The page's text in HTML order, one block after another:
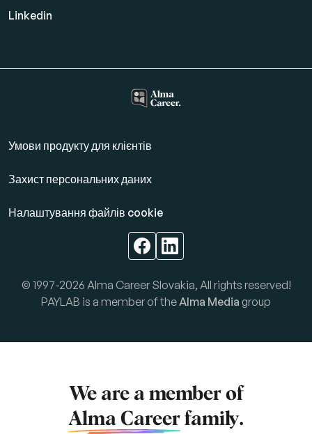
Linkedin
Умови продукту для клієнтів
Захист персональних даних
Налаштування файлів cookie
© 1997-2026 Alma Career Slovakia, All rights reserved!
PAYLAB is a member of the Alma Media group
We are a member of
Alma Career family.